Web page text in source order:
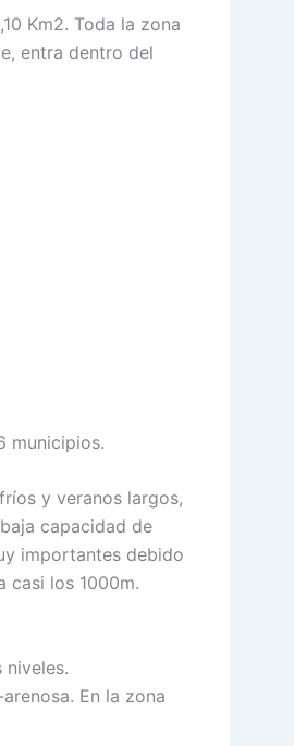
Km2. Toda la zona
entra dentro del
municipios.
y veranos largos,
capacidad de
importantes debido
casi los 1000m.
niveles.
En la zona